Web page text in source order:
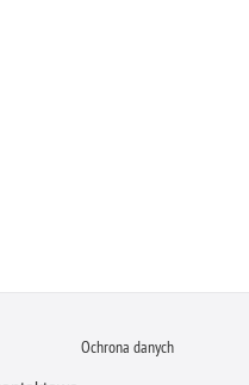
Ochrona danych